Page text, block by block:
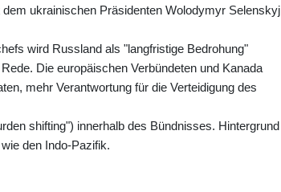
ukrainischen Präsidenten Wolodymyr Selenskyj
wird Russland als "langfristige Bedrohung"
Die europäischen Verbündeten und Kanada
mehr Verantwortung für die Verteidigung des
shifting") innerhalb des Bündnisses.
den Indo-Pazifik.